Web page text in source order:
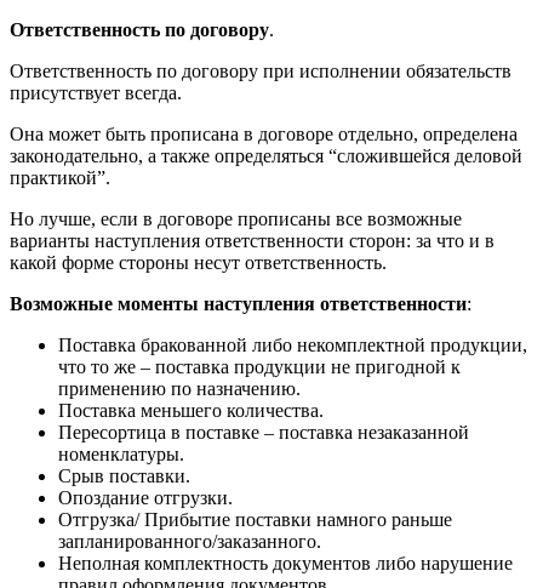
Ответственность по договору.
Ответственность по договору при исполнении обязательств
присутствует всегда.
Она может быть прописана в договоре отдельно, определена
законодательно, а также определяться “сложившейся деловой
практикой”.
Но лучше, если в договоре прописаны все возможные
варианты наступления ответственности сторон: за что и в
какой форме стороны несут ответственность.
Возможные моменты наступления ответственности:
Поставка бракованной либо некомплектной продукции,
что то же – поставка продукции не пригодной к
применению по назначению.
Поставка меньшего количества.
Пересортица в поставке – поставка незаказанной
номенклатуры.
Срыв поставки.
Опоздание отгрузки.
Отгрузка/ Прибытие поставки намного раньше
запланированного/заказанного.
Неполная комплектность документов либо нарушение